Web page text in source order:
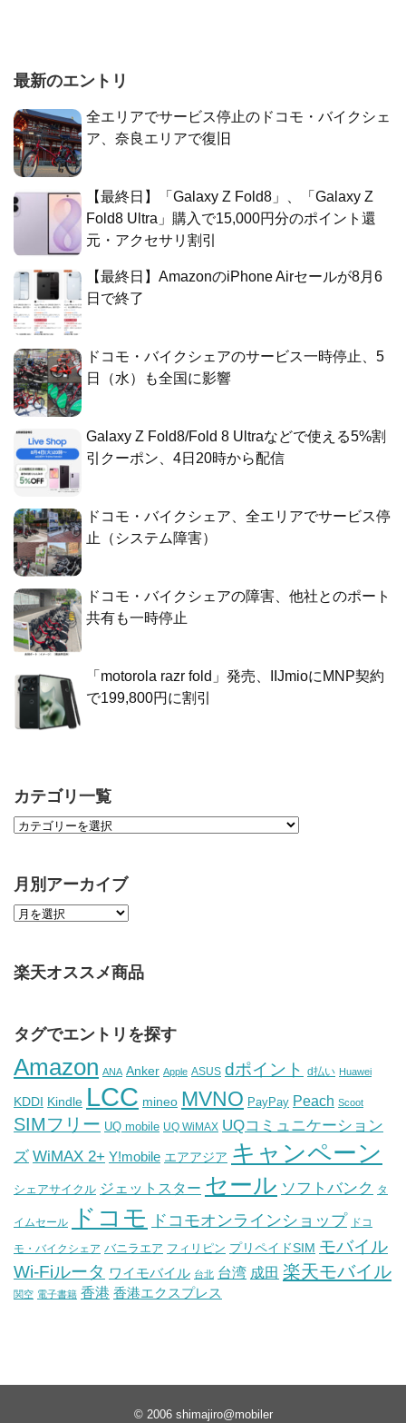
最新のエントリ
全エリアでサービス停止のドコモ・バイクシェ
ア、奈良エリアで復旧
【最終日】「Galaxy Z Fold8」、「Galaxy Z
Fold8 Ultra」購入で15,000円分のポイント還
元・アクセサリ割引
【最終日】AmazonのiPhone Airセールが8月6
日で終了
ドコモ・バイクシェアのサービス一時停止、5
日（水）も全国に影響
Galaxy Z Fold8/Fold 8 Ultraなどで使える5%割
引クーポン、4日20時から配信
ドコモ・バイクシェア、全エリアでサービス停
止（システム障害）
ドコモ・バイクシェアの障害、他社とのポート
共有も一時停止
「motorola razr fold」発売、IIJmioにMNP契約
で199,800円に割引
カテゴリ一覧
月別アーカイブ
楽天オススメ商品
タグでエントリを探す
Amazon ANA Anker Apple ASUS dポイント d払い Huawei
KDDI Kindle LCC mineo MVNO PayPay Peach Scoot
SIMフリー UQ mobile UQ WiMAX UQコミュニケーション
ズ WiMAX 2+ Y!mobile エアアジア キャンペーン
シェアサイクル ジェットスター セール ソフトバンク タ
イムセール ドコモ ドコモオンラインショップ ドコ
モ・バイクシェア バニラエア フィリピン プリペイドSIM モバイル
Wi-Fiルータ ワイモバイル 台北 台湾 成田 楽天モバイル
関空 電子書籍 香港 香港エクスプレス
© 2006 shimajiro@mobiler